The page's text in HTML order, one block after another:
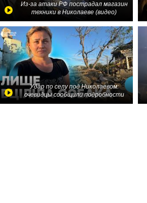
Из-за атаки РФ пострадал магазин
техники в Николаеве (видео)
Удар по селу под Николаевом:
очевидцы сообщили подробности